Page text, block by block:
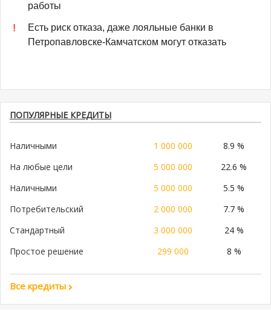
работы
Есть риск отказа, даже лояльные банки в
Петропавловске-Камчатском могут отказать
ПОПУЛЯРНЫЕ КРЕДИТЫ
Наличными 1 000 000
8.9 %
На любые цели
5 000 000
22.6 %
Наличными
5 000 000
5.5 %
Потребительский
2 000 000
7.7 %
Стандартный
3 000 000
24 %
Простое решение
299 000 8 %
Все кредиты